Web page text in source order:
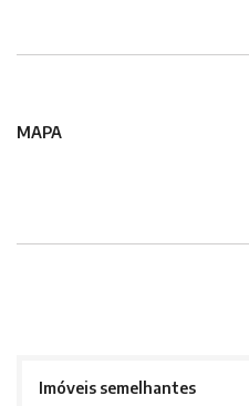
MAPA
Imóveis semelhantes